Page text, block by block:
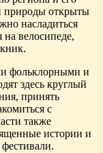
природы открыты
насладиться
на велосипеде,
фольклорными и
здесь круглый
принять
с
также
истории и